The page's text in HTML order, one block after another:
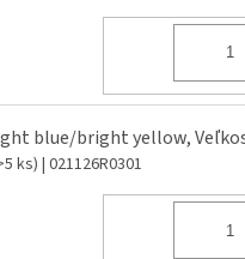
blue/bright yellow,
ks) | 021126R0301